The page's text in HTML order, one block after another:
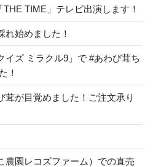
TIME」テレビ出演します！
れ始めました！
イズ ミラクル9」で #あわび茸ち
！
茸が目覚めました！ご注文承り
農園レコズファーム）での直売